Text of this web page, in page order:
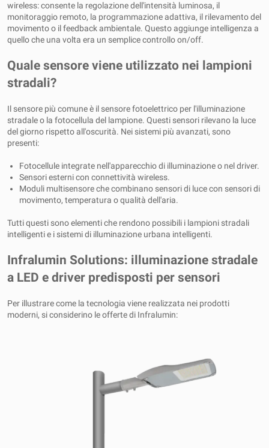
wireless: consente la regolazione dell'intensità luminosa, il
monitoraggio remoto, la programmazione adattiva, il rilevamento del
movimento o il feedback ambientale. Questo aggiunge intelligenza a
quello che una volta era un semplice controllo on/off.
Quale sensore viene utilizzato nei lampioni
stradali?
Il sensore più comune è il sensore fotoelettrico per l'illuminazione
stradale o la fotocellula del lampione. Questi sensori rilevano la luce
del giorno rispetto all'oscurità. Nei sistemi più avanzati, sono
presenti:
Fotocellule integrate nell'apparecchio di illuminazione o nel driver.
Sensori esterni con connettività wireless.
Moduli multisensore che combinano sensori di luce con sensori di
movimento, temperatura o qualità dell'aria.
Tutti questi sono elementi che rendono possibili i lampioni stradali
intelligenti e i sistemi di illuminazione urbana intelligenti.
Infralumin Solutions: illuminazione stradale
a LED e driver predisposti per sensori
Per illustrare come la tecnologia viene realizzata nei prodotti
moderni, si considerino le offerte di Infralumin: